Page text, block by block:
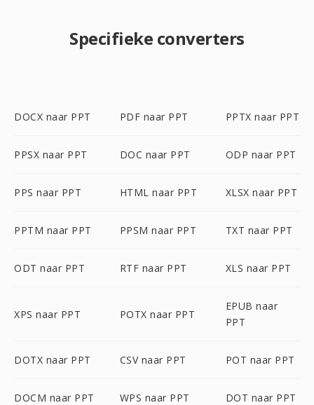
Specifieke converters
DOCX naar PPT PDF naar PPT PPTX naar PPT
PPSX naar PPT DOC naar PPT ODP naar PPT
PPS naar PPT HTML naar PPT XLSX naar PPT
PPTM naar PPT PPSM naar PPT TXT naar PPT
ODT naar PPT RTF naar PPT XLS naar PPT
XPS naar PPT POTX naar PPT
EPUB naar
PPT
DOTX naar PPT CSV naar PPT POT naar PPT
DOCM naar PPT WPS naar PPT DOT naar PPT